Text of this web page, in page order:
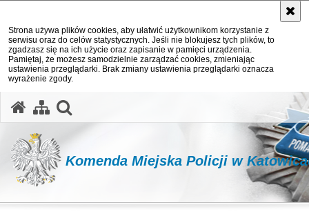
Strona używa plików cookies, aby ułatwić użytkownikom korzystanie z
serwisu oraz do celów statystycznych. Jeśli nie blokujesz tych plików, to
zgadzasz się na ich użycie oraz zapisanie w pamięci urządzenia.
Pamiętaj, że możesz samodzielnie zarządzać cookies, zmieniając
ustawienia przeglądarki. Brak zmiany ustawienia przeglądarki oznacza
wyrażenie zgody.
Komenda Miejska Policji w